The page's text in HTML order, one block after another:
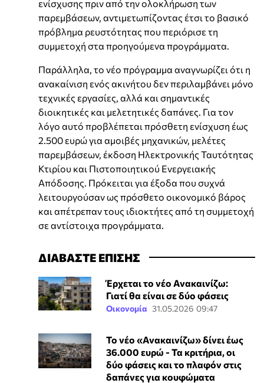
ενίσχυσης πριν από την ολοκλήρωση των
παρεμβάσεων, αντιμετωπίζοντας έτσι το βασικό
πρόβλημα ρευστότητας που περιόρισε τη
συμμετοχή στα προηγούμενα προγράμματα.
Παράλληλα, το νέο πρόγραμμα αναγνωρίζει ότι η
ανακαίνιση ενός ακινήτου δεν περιλαμβάνει μόνο
τεχνικές εργασίες, αλλά και σημαντικές
διοικητικές και μελετητικές δαπάνες. Για τον
λόγο αυτό προβλέπεται πρόσθετη ενίσχυση έως
2.500 ευρώ για αμοιβές μηχανικών, μελέτες
παρεμβάσεων, έκδοση Ηλεκτρονικής Ταυτότητας
Κτιρίου και Πιστοποιητικού Ενεργειακής
Απόδοσης. Πρόκειται για έξοδα που συχνά
λειτουργούσαν ως πρόσθετο οικονομικό βάρος
και απέτρεπαν τους ιδιοκτήτες από τη συμμετοχή
σε αντίστοιχα προγράμματα.
ΔΙΑΒΑΣΤΕ ΕΠΙΣΗΣ
Έρχεται το νέο Ανακαινίζω:
Γιατί θα είναι σε δύο φάσεις
Οικονομία 31.05.2026 09:47
Το νέο «Ανακαινίζω» δίνει έως
36.000 ευρώ - Τα κριτήρια, οι
δύο φάσεις και το πλαφόν στις
δαπάνες για κουφώματα